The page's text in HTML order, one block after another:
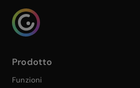
Genialy home page
Prodotto
Funzioni